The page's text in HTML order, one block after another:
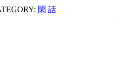
閑 話